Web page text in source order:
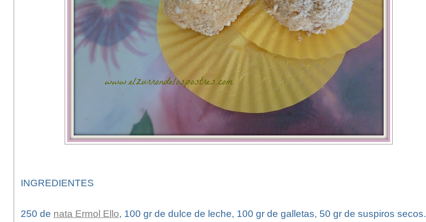
INGREDIENTES
250 de nata Ermol Ello, 100 gr de dulce de leche, 100 gr de galletas, 50 gr de suspiros secos.